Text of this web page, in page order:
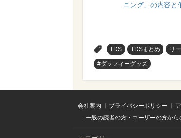
ニング」の内容と
TDS TDSまとめ リ
#ダッフィーグッズ
会社案内 プライバシーポリシー
一般の読者の方・ユーザーの方から